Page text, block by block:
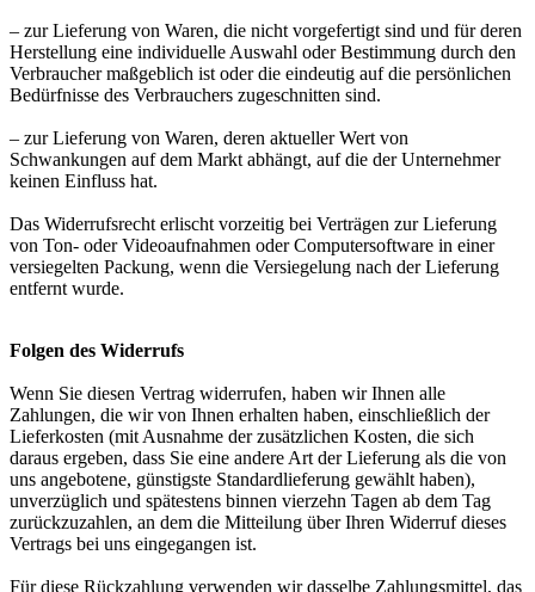
– zur Lieferung von Waren, die nicht vorgefertigt sind und für deren
Herstellung eine individuelle Auswahl oder Bestimmung durch den
Verbraucher maßgeblich ist oder die eindeutig auf die persönlichen
Bedürfnisse des Verbrauchers zugeschnitten sind.
– zur Lieferung von Waren, deren aktueller Wert von
Schwankungen auf dem Markt abhängt, auf die der Unternehmer
keinen Einfluss hat.
Das Widerrufsrecht erlischt vorzeitig bei Verträgen zur Lieferung
von Ton- oder Videoaufnahmen oder Computersoftware in einer
versiegelten Packung, wenn die Versiegelung nach der Lieferung
entfernt wurde.
Folgen des Widerrufs
Wenn Sie diesen Vertrag widerrufen, haben wir Ihnen alle
Zahlungen, die wir von Ihnen erhalten haben, einschließlich der
Lieferkosten (mit Ausnahme der zusätzlichen Kosten, die sich
daraus ergeben, dass Sie eine andere Art der Lieferung als die von
uns angebotene, günstigste Standardlieferung gewählt haben),
unverzüglich und spätestens binnen vierzehn Tagen ab dem Tag
zurückzuzahlen, an dem die Mitteilung über Ihren Widerruf dieses
Vertrags bei uns eingegangen ist.
Für diese Rückzahlung verwenden wir dasselbe Zahlungsmittel, das